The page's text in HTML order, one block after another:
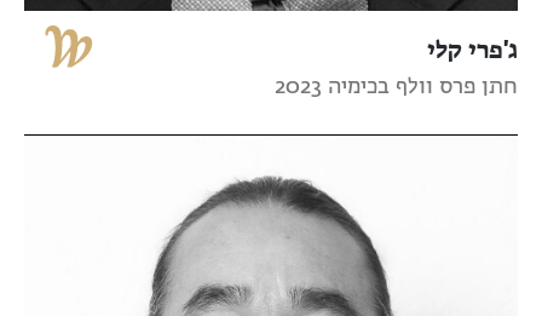
ג'פרי קלי
חתן פרס וולף בכימיה 2023